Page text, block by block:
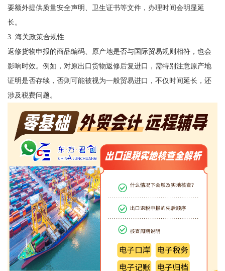
要额外提供质量安全声明、卫生证书等文件，办理时间会明显延
长。
3. 海关政策合规性
返修货物申报的商品编码、原产地是否与国际贸易规则相符，也会
影响时效。例如，对原出口货物返修后复进口，需特别注意原产地
证明是否存续，否则可能被视为一般贸易进口，不仅时间延长，还
涉及税费问题。